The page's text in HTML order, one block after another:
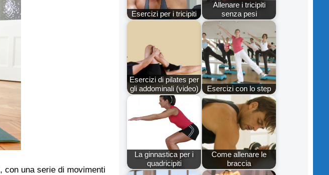
, con una serie di movimenti
Esercizi per i tricipiti
Allenare i tricipiti
senza pesi
Esercizi di pilates per
gli addominali (video)
Esercizi con lo step
La ginnastica per i
quadricipiti
Come allenare le
braccia